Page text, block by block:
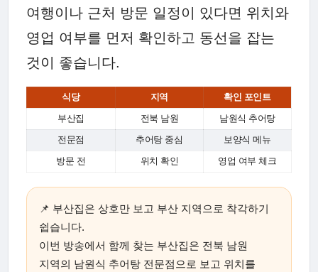
여행이나 근처 방문 일정이 있다면 위치와
영업 여부를 먼저 확인하고 동선을 잡는
것이 좋습니다.
식당 지역 확인 포인트
부산집 전북 남원 남원식 추어탕
전문점 추어탕 중심 보양식 메뉴
방문 전 위치 확인 영업 여부 체크
📌 부산집은 상호만 보고 부산 지역으로 착각하기
쉽습니다.
이번 방송에서 함께 찾는 부산집은 전북 남원
지역의 남원식 추어탕 전문점으로 보고 위치를